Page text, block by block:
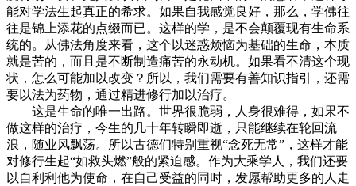
能对学法生起真正的希求。如果自我感觉良好，那么，学佛往
往是锦上添花的点缀而已。这样的学，是不会颠覆现有生命系
统的。从佛法角度来看，这个以迷惑烦恼为基础的生命，本质
就是苦的，而且是不断制造痛苦的永动机。如果看不清这个现
状，怎么可能加以改变？所以，我们需要有善知识指引，还需
要以法为药物，通过精进修行加以治疗。
这是生命的唯一出路。世界很脆弱，人身很难得，如果不
做这样的治疗，今生的几十年转瞬即逝，只能继续在轮回流
浪，随业风飘荡。所以古德们特别重视“念死无常”，这样才能
对修行生起“如救头燃”般的紧迫感。作为大乘学人，我们还要
以自利利他为使命，在自己受益的同时，发愿帮助更多的人走